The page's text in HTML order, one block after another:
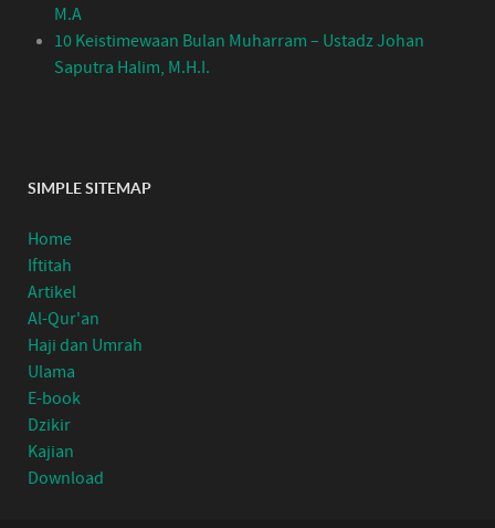
M.A
10 Keistimewaan Bulan Muharram – Ustadz Johan
Saputra Halim, M.H.I.
SIMPLE SITEMAP
Home
Iftitah
Artikel
Al-Qur'an
Haji dan Umrah
Ulama
E-book
Dzikir
Kajian
Download